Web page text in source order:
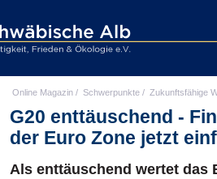
Online Magazin / Schwerpunkte / Zukunftsfähige
G20 enttäuschend -
der Euro Zone jetzt
Als enttäuschend wertet das